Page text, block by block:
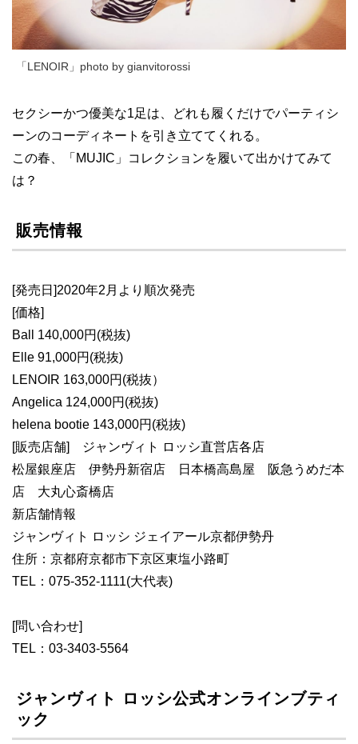
「LENOIR」photo by gianvitorossi
セクシーかつ優美な1足は、どれも履くだけでパーティシ
ーンのコーディネートを引き立ててくれる。
この春、「MUJIC」コレクションを履いて出かけてみて
は？
販売情報
[発売日]2020年2月より順次発売
[価格]
Ball 140,000円(税抜)
Elle 91,000円(税抜)
LENOIR 163,000円(税抜）
Angelica 124,000円(税抜)
helena bootie 143,000円(税抜)
[販売店舗] ジャンヴィト ロッシ直営店各店
松屋銀座店 伊勢丹新宿店 日本橋高島屋 阪急うめだ本
店 大丸心斎橋店
新店舗情報
ジャンヴィト ロッシ ジェイアール京都伊勢丹
住所：京都府京都市下京区東塩小路町
TEL：075-352-1111(大代表)
[問い合わせ]
TEL：03-3403-5564
ジャンヴィト ロッシ公式オンラインブティ
ック